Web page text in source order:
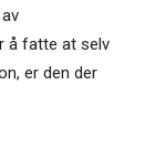
å fatte at selv
er den der